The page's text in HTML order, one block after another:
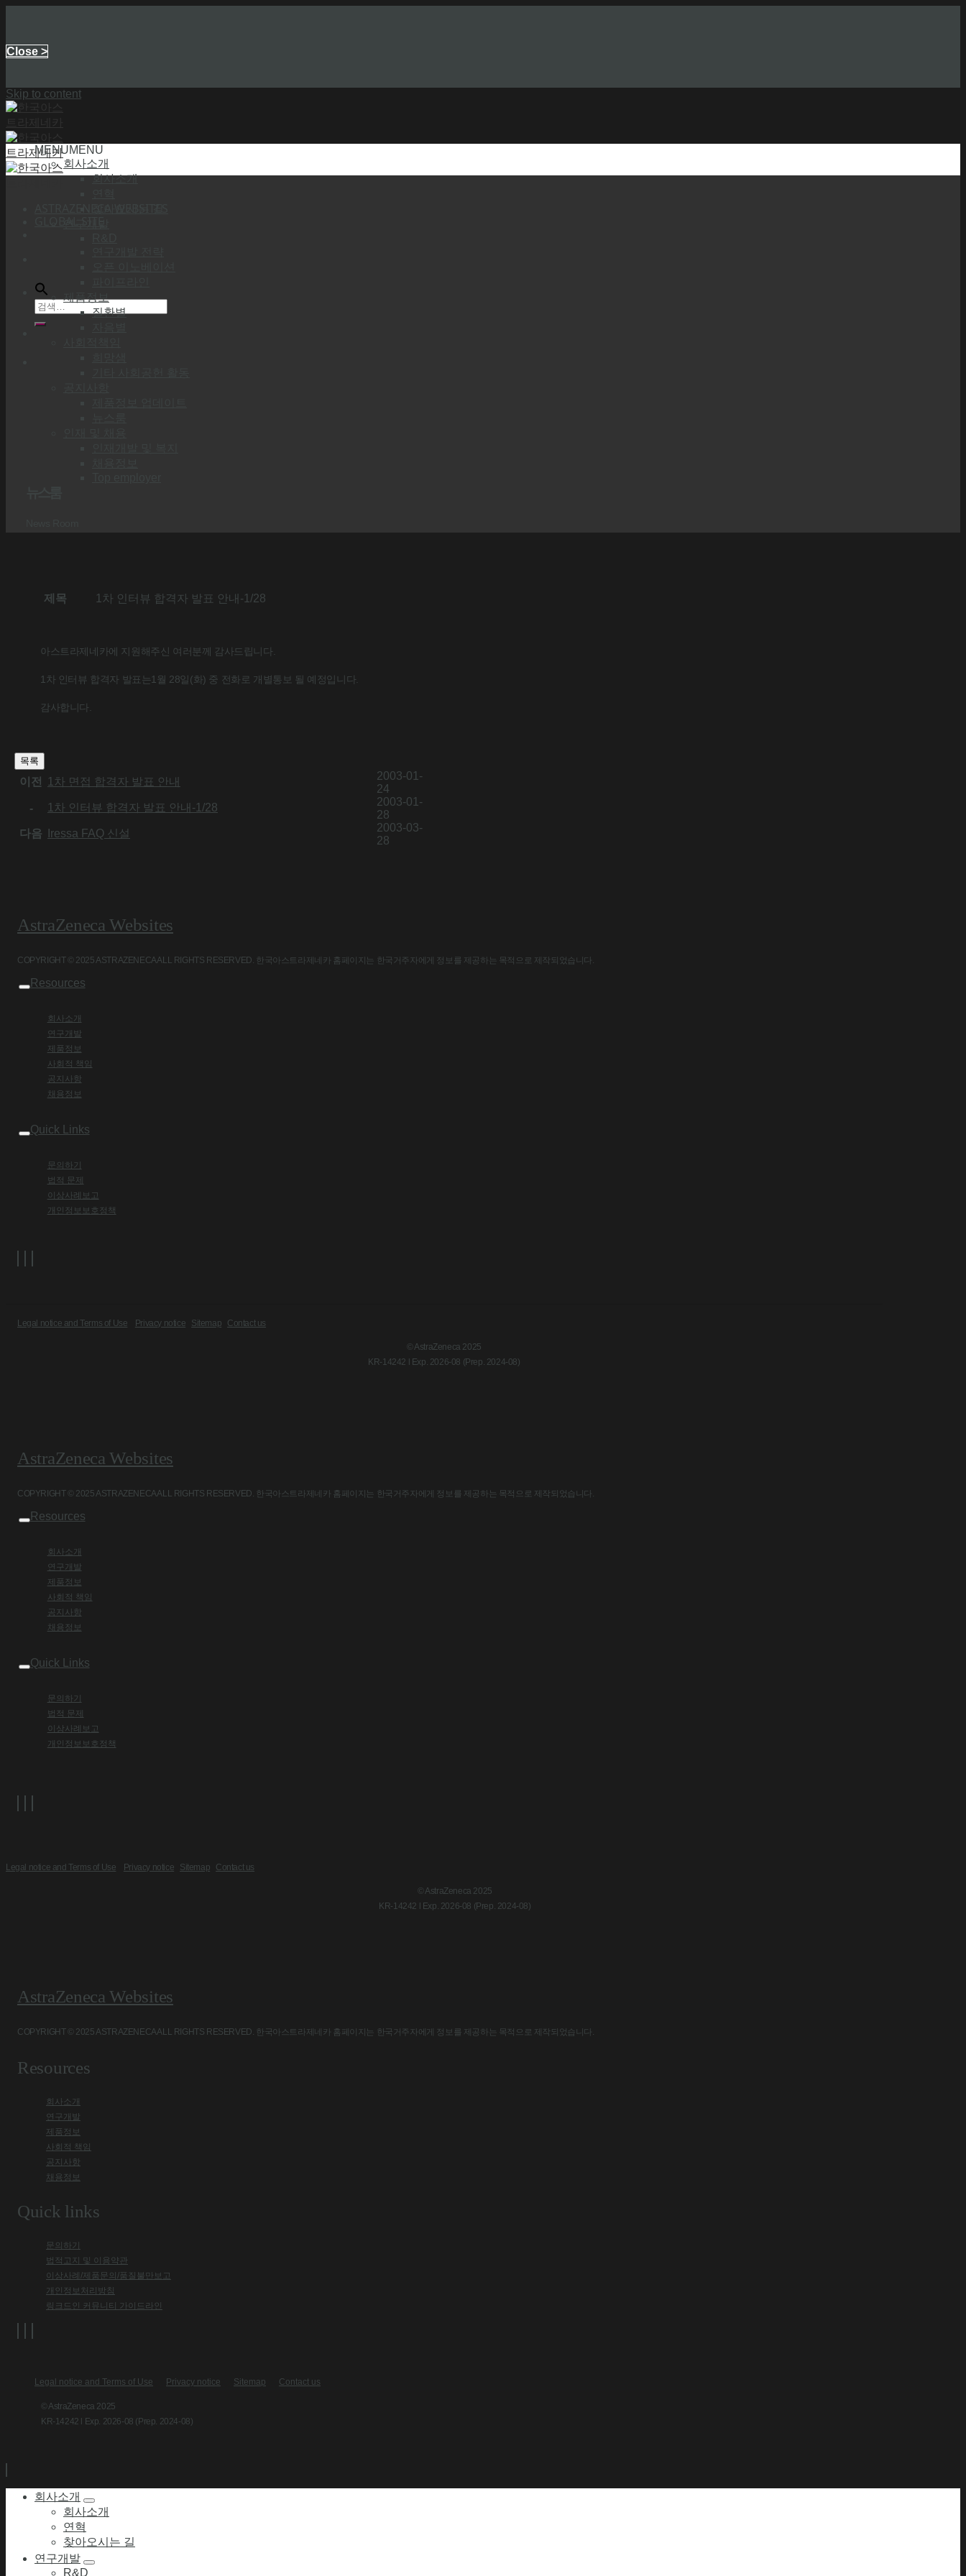
Close >
Skip to content
MENUMENU
회사소개
회사소개
제품정보
질환별
제목 1차 인터뷰 합격자 발표 안내-1/28
아스트라제네카에 지원해주신 여러분께 감사드립니다.
1차 인터뷰 합격자 발표는1월 28일(화) 중 전화로 개별통보 될 예정입니다.
감사합니다.
목록
이전 1차 면접 합격자 발표 안내
2003-01-
24
-
1차 인터뷰 합격자 발표 안내-1/28
2003-01-
28
다음
Iressa FAQ 신설
2003-03-
28
AstraZeneca Websites
COPYRIGHT © 2025 ASTRAZENECA ALL RIGHTS RESERVED. 한국아스트라제네카 홈페이지는 한국거주자에게 정보를 제공하는 목적으로 제작되었습니다.
Resources
회사소개
연구개발
제품정보
사회적 책임
공지사항
채용정보
Quick Links
문의하기
법적 문제
이상사례보고
개인정보보호정책
Legal notice and Terms of Use Privacy notice Sitemap Contact us
© AstraZeneca 2025
KR-14242 l Exp. 2026-08 (Prep. 2024-08)
AstraZeneca Websites
COPYRIGHT © 2025 ASTRAZENECA ALL RIGHTS RESERVED. 한국아스트라제네카 홈페이지는 한국거주자에게 정보를 제공하는 목적으로 제작되었습니다.
Resources
회사소개
연구개발
제품정보
사회적 책임
공지사항
채용정보
Quick Links
문의하기
법적 문제
이상사례보고
개인정보보호정책
Legal notice and Terms of Use Privacy notice Sitemap Contact us
© AstraZeneca 2025
KR-14242 l Exp. 2026-08 (Prep. 2024-08)
AstraZeneca Websites
COPYRIGHT © 2025 ASTRAZENECA ALL RIGHTS RESERVED. 한국아스트라제네카 홈페이지는 한국거주자에게 정보를 제공하는 목적으로 제작되었습니다.
Resources
회사소개
연구개발
제품정보
사회적 책임
공지사항
채용정보
Quick links
문의하기
법적고지 및 이용약관
이상사례/제품문의/품질불만보고
개인정보처리방침
링크드인 커뮤니티 가이드라인
Legal notice and Terms of Use Privacy notice Sitemap Contact us
© AstraZeneca 2025
KR-14242 l Exp. 2026-08 (Prep. 2024-08)
회사소개
회사소개
연혁
찾아오시는 길
연구개발
R&D